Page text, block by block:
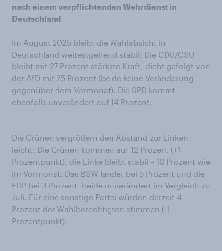
nach einem verpflichtenden Wehrdienst in
Deutschland
Im August 2025 bleibt die Wahlabsicht in
Deutschland weitestgehend stabil: Die CDU/CSU
bleibt mit 27 Prozent stärkste Kraft, dicht gefolgt von
der AfD mit 25 Prozent (beide keine Veränderung
gegenüber dem Vormonat). Die SPD kommt
ebenfalls unverändert auf 14 Prozent.
Die Grünen vergrößern den Abstand zur Linken
leicht: Die Grünen kommen auf 12 Prozent (+1
Prozentpunkt), die Linke bleibt stabil – 10 Prozent wie
im Vormonat. Das BSW landet bei 5 Prozent und die
FDP bei 3 Prozent, beide unverändert im Vergleich zu
Juli. Für eine sonstige Partei würden derzeit 4
Prozent der Wahlberechtigten stimmen (-1
Prozentpunkt).